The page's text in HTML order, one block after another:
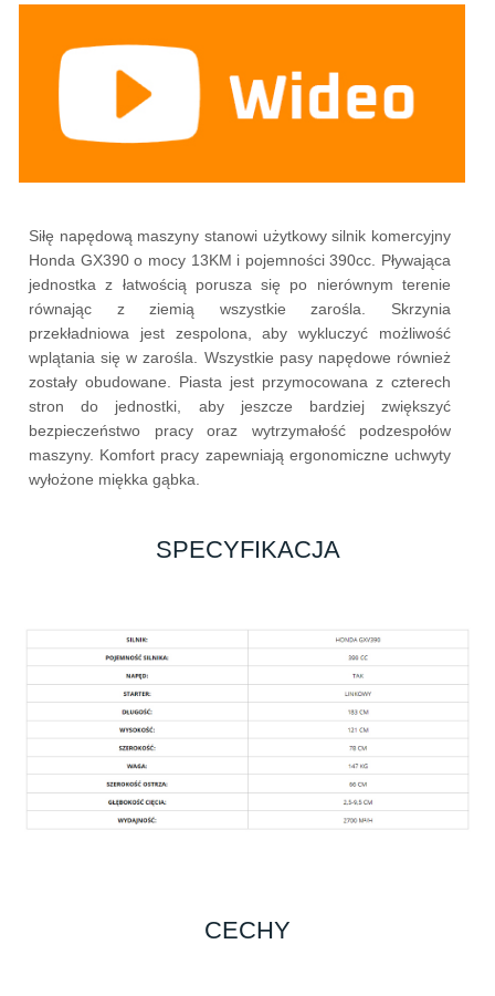
Siłę napędową maszyny stanowi użytkowy silnik komercyjny
Honda GX390 o mocy 13KM i pojemności 390cc. Pływająca
jednostka z łatwością porusza się po nierównym terenie
równając z ziemią wszystkie zarośla. Skrzynia
przekładniowa jest zespolona, aby wykluczyć możliwość
wplątania się w zarośla. Wszystkie pasy napędowe również
zostały obudowane. Piasta jest przymocowana z czterech
stron do jednostki, aby jeszcze bardziej zwiększyć
bezpieczeństwo pracy oraz wytrzymałość podzespołów
maszyny. Komfort pracy zapewniają ergonomiczne uchwyty
wyłożone miękka gąbka.
SPECYFIKACJA
CECHY